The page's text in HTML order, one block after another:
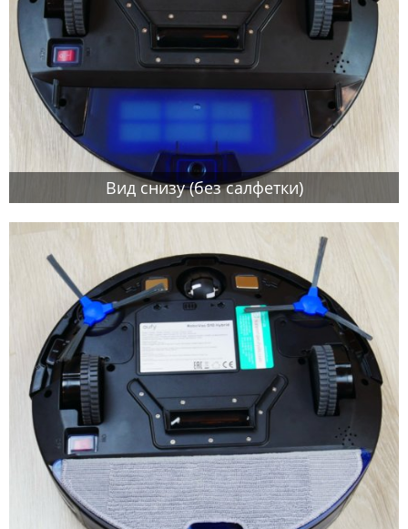
Вид снизу (без салфетки)